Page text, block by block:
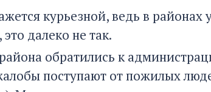
курьезной, ведь в районах
далеко не так.
обратились к
поступают от пожилых